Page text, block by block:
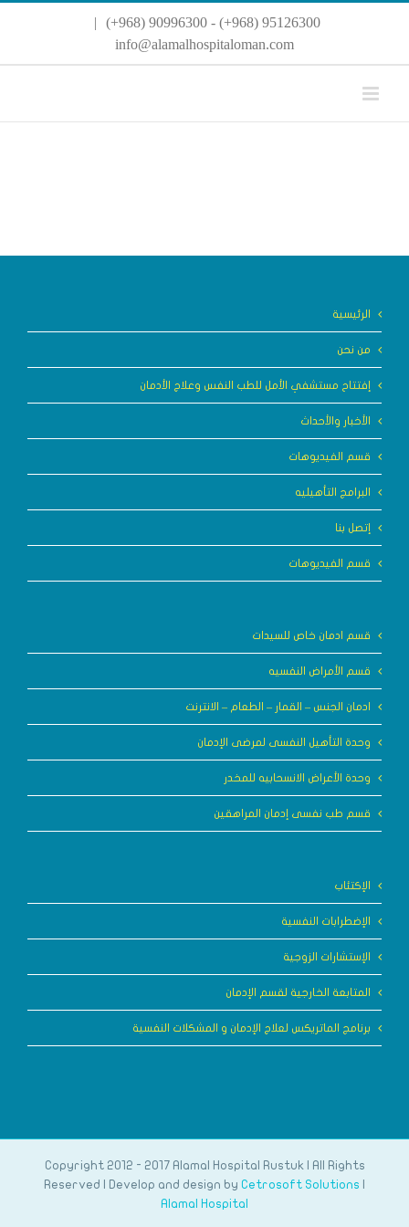
95126300 (968+) - 90996300 (968+)
|
info@alamalhospitaloman.com
الرئيسية
من نحن
إفتتاح مستشفي الأمل للطب النفس وعلاج الأدمان
الأخبار والأحداث
قسم الفيديوهات
البرامج التأهيليه
إتصل بنا
قسم الفيديوهات
قسم ادمان خاص للسيدات
قسم الأمراض النفسيه
ادمان الجنس – القمار – الطعام – الانترنت
وحدة التأهيل النفسى لمرضى الإدمان
وحدة الأعراض الانسحابيه للمخدر
قسم طب نفسى إدمان المراهقين
الإكتئاب
الإضطرابات النفسية
الإستشارات الزوجية
المتابعة الخارجية لقسم الإدمان
برنامج الماتريكس لعلاج الإدمان و المشكلات النفسية
Copyright 2012 - 2017 Alamal Hospital Rustuk | All Rights
Reserved | Develop and design by Cetrosoft Solutions
Alamal Hospital